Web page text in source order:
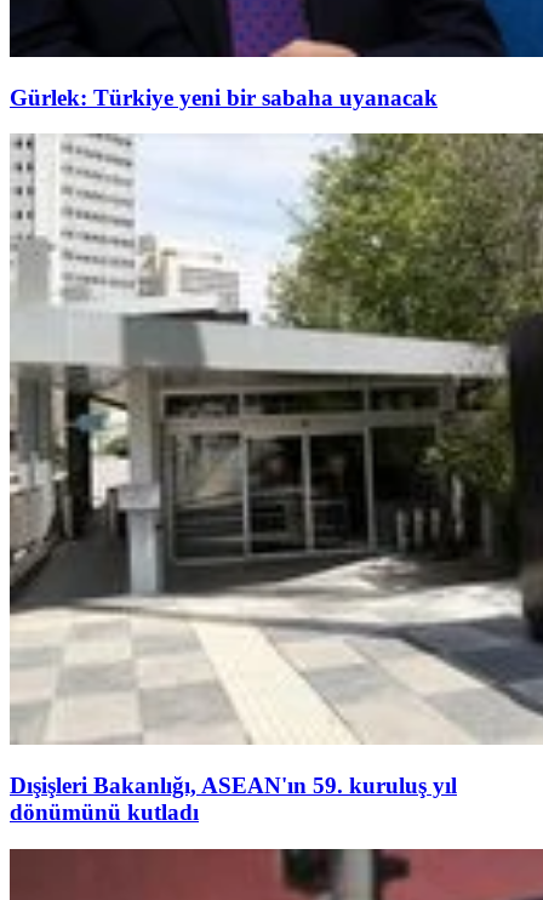
Gürlek: Türkiye yeni bir sabaha uyanacak
Dışişleri Bakanlığı, ASEAN'ın 59. kuruluş yıl
dönümünü kutladı